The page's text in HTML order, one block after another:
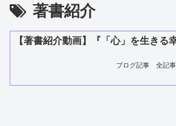
著書紹介
【著書紹介動画】『「心」を生きる
ブログ記事
全記